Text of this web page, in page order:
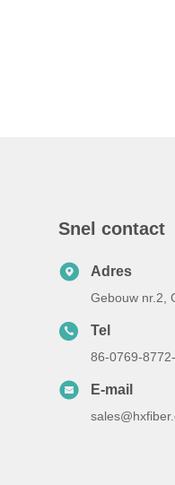
Snel contact
Adres
Gebouw nr.2,
Tel
86-0769-
E-mail